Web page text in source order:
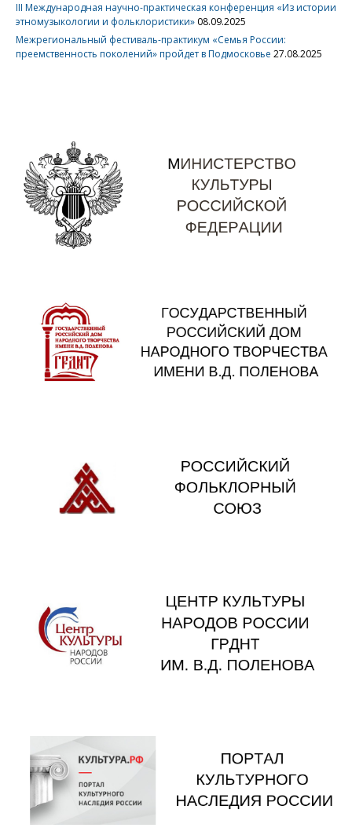
III Международная научно-практическая конференция «Из истории
этномузыкологии и фольклористики» 08.09.2025
Межрегиональный фестиваль-практикум «Семья России:
преемственность поколений» пройдет в Подмосковье 27.08.2025